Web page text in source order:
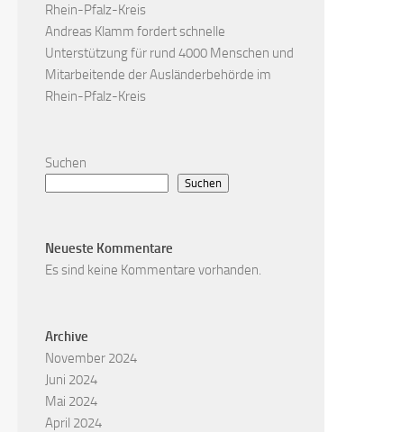
Rhein-Pfalz-Kreis
Andreas Klamm fordert schnelle
Unterstützung für rund 4000 Menschen und
Mitarbeitende der Ausländerbehörde im
Rhein-Pfalz-Kreis
Suchen
Suchen
Neueste Kommentare
Es sind keine Kommentare vorhanden.
Archive
November 2024
Juni 2024
Mai 2024
April 2024